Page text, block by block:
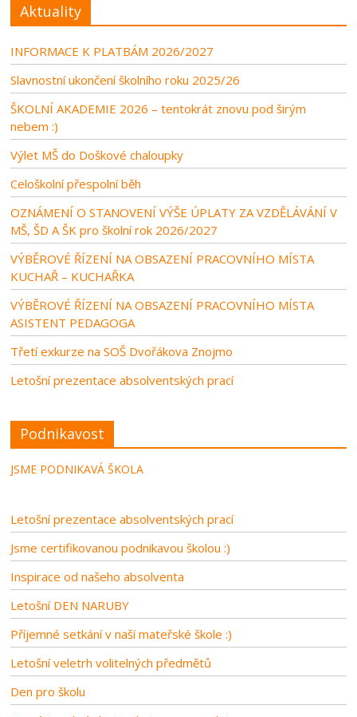
Aktuality
INFORMACE K PLATBÁM 2026/2027
Slavnostní ukončení školního roku 2025/26
ŠKOLNÍ AKADEMIE 2026 – tentokrát znovu pod širým
nebem :)
Výlet MŠ do Doškové chaloupky
Celoškolní přespolní běh
OZNÁMENÍ O STANOVENÍ VÝŠE ÚPLATY ZA VZDĚLÁVÁNÍ V
MŠ, ŠD A ŠK pro školní rok 2026/2027
VÝBĚROVÉ ŘÍZENÍ NA OBSAZENÍ PRACOVNÍHO MÍSTA
KUCHAŘ – KUCHAŘKA
VÝBĚROVÉ ŘÍZENÍ NA OBSAZENÍ PRACOVNÍHO MÍSTA
ASISTENT PEDAGOGA
Třetí exkurze na SOŠ Dvořákova Znojmo
Letošní prezentace absolventských prací
Podnikavost
JSME PODNIKAVÁ ŠKOLA
Letošní prezentace absolventských prací
Jsme certifikovanou podnikavou školou :)
Inspirace od našeho absolventa
Letošní DEN NARUBY
Příjemné setkání v naší mateřské škole :)
Letošní veletrh volitelných předmětů
Den pro školu